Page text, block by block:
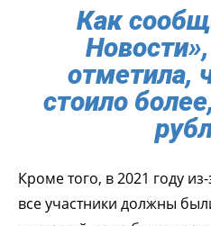
Как
отметила,
стоило
Кроме того, в 2021 году
все участники должны